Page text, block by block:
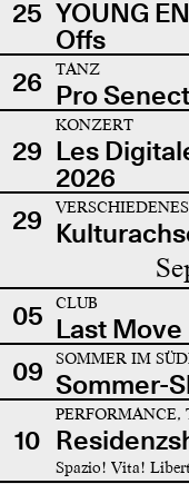
25 YOUNG
Offs
26
TANZ
Pro
29
KONZERT
Les
2026
29 VERSCHIEDENES
05 CLUB
Last Move
09
SOMMER IM
Sommer-
10
PERFORMANCE,
Spazio! Vita!